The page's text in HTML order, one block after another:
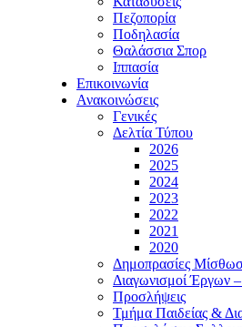
Πεζοπορία
Ποδηλασία
Θαλάσσια Σπορ
Ιππασία
Επικοινωνία
Ανακοινώσεις
Γενικές
Δελτία Τύπου
2026
2025
2024
2023
2022
2021
2020
Δημοπρασίες
Διαγωνισμοί Έργων
Προσλήψεις
Τμήμα Παιδείας &